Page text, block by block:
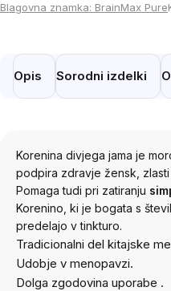
Blagovna znamka: BrainMax Pure
Opis Sorodni izdelki
Korenina divjega jama je
podpira zdravje žensk,
Pomaga tudi pri zatiranju
Korenino, ki je bogata s
predelajo v tinkturo.
Tradicionalni del kitajske
Udobje v menopavzi.
Dolga zgodovina uporabe .